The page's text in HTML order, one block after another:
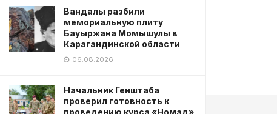
Вандалы разбили
мемориальную плиту
Бауыржана Момышулы в
Карагандинской области
06.08.2026
Начальник Генштаба
проверил готовность к
проведению курса «Номад»